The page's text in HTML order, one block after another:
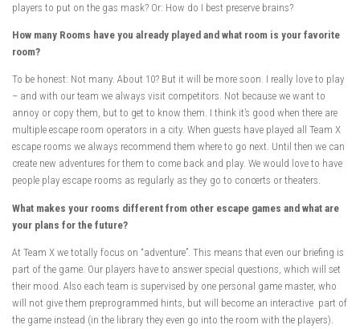
players to put on the gas mask? Or: How do I best preserve brains?
How many Rooms have you already played and what room is your favorite
room?
To be honest: Not many. About 10? But it will be more soon. I really love to play
– and with our team we always visit competitors. Not because we want to
annoy or copy them, but to get to know them. I think it’s good when there are
multiple escape room operators in a city. When guests have played all Team X
escape rooms we always recommend them where to go next. Until then we can
create new adventures for them to come back and play. We would love to have
people play escape rooms as regularly as they go to concerts or theaters.
What makes your rooms different from other escape games and what are
your plans for the future?
At Team X we totally focus on “adventure”. This means that even our briefing is
part of the game. Our players have to answer special questions, which will set
their mood. Also each team is supervised by one personal game master, who
will not give them preprogrammed hints, but will become an interactive part of
the game instead (in the library they even go into the room with the players).